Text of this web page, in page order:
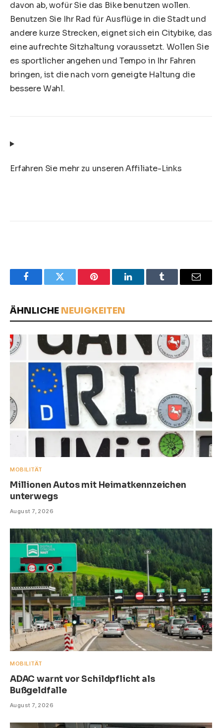
davon ab, wofür Sie das Bike benutzen wollen.
Benutzen Sie Ihr Rad für Ausflüge in die Stadt und
andere kurze Strecken, eignet sich ein Citybike, das
eine aufrechte Sitzhaltung voraussetzt. Wollen Sie
es sportlicher angehen und Tempo in Ihr Fahren
bringen, ist die nach vorn geneigte Haltung die
bessere Wahl.
Erfahren Sie mehr zu unseren Affiliate-Links
FacebookTwitter Pinterest LinkedInTumblr Email
ÄHNLICHE NEUIGKEITEN
MOBILITÄT
Millionen Autos mit Heimatkennzeichen
unterwegs
August 7, 2026
MOBILITÄT
ADAC warnt vor Schildpflicht als
Bußgeldfalle
August 7, 2026